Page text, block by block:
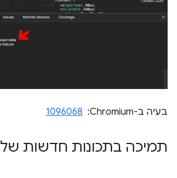
בעיה ב-Chromium: ‏ 1096068
תמיכה בתכונות חדשות של Java